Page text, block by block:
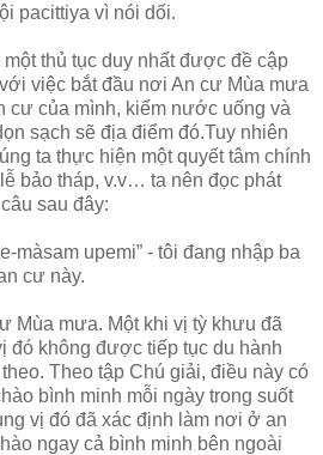
pacittiya vì nói dối.
thủ tục duy nhất được đề cập
việc bắt đầu nơi An cư Mùa mưa
cư của mình, kiếm nước uống và
sạch sẽ địa điểm đó.Tuy nhiên
ta thực hiện một quyết tâm chính
bảo tháp, v.v… ta nên đọc phát
sau đây:
màsam upemi” - tôi đang nhập ba
cư này.
Mùa mưa. Một khi vị tỳ khưu đã
đó không được tiếp tục du hành
Theo tập Chú giải, điều này có
bình minh mỗi ngày trong suốt
vị đó đã xác định làm nơi ở an
ngay cả bình minh bên ngoài